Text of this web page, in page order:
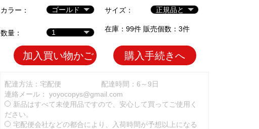
カラー：
サイズ：
数量： 在庫：99件 販売個数：3件
加入買い物かご 購入手続きへ
配達方法：宅配便
配達時間：6～9日
連絡メール： yoyocopys@gmail.com
新品はすべて未使用品ですので、安心して買ってご使用く
ださい。
宅配便会社などの都合により、入荷時間が予想以上になる